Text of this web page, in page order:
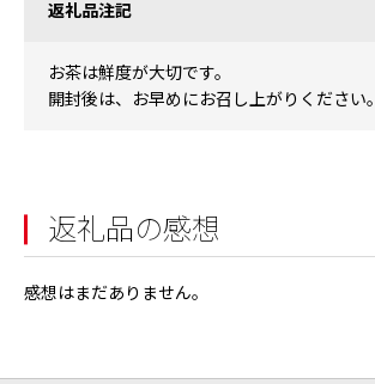
返礼品注記
お茶は鮮度が大切です。
開封後は、お早めにお召し上がりください。
返礼品の感想
感想はまだありません。